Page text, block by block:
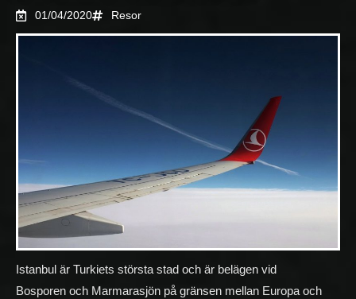
01/04/2020 Resor
Istanbul är Turkiets största stad och är belägen vid
Bosporen och Marmarasjön på gränsen mellan Europa och